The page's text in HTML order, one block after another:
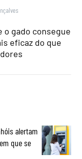
o gado consegue
eficaz do que
alertam
que se